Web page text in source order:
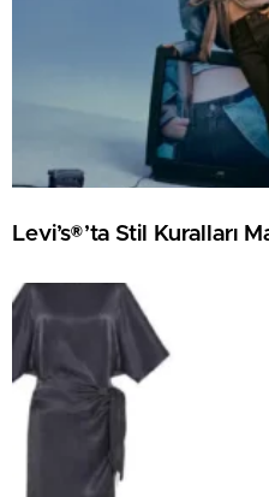
Levi’s®’ta Stil Kuralları